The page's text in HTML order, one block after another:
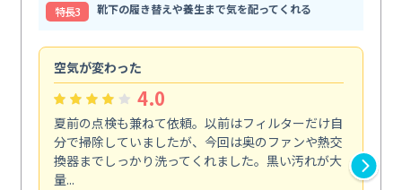
特⻑3
靴下の履き替えや養生まで気を配ってくれる
空気が変わった
4.0
夏前の点検も兼ねて依頼。以前はフィルターだけ自
分で掃除していましたが、今回は奥のファンや熱交
換器までしっかり洗ってくれました。黒い汚れが大
量...